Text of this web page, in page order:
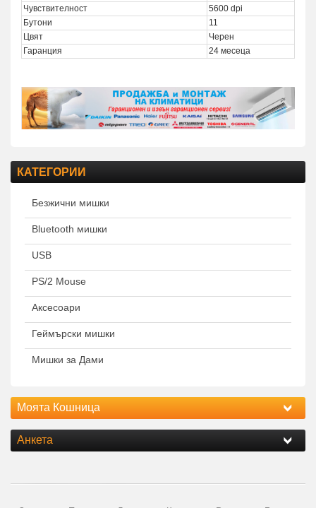
Чувствителност
5600 dpi
Бутони
11
Цвят
Черен
Гаранция
24 месеца
КАТЕГОРИИ
Безжични мишки
Bluetooth мишки
USB
PS/2 Mouse
Аксесоари
Геймърски мишки
Мишки за Дами
Моята Кошница
Анкета